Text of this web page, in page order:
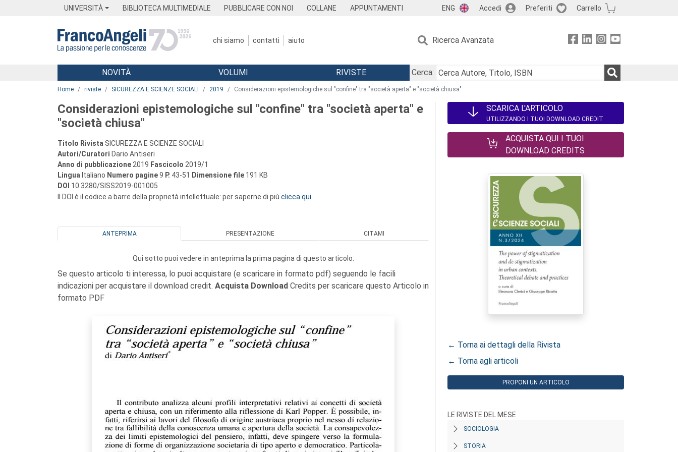
UNIVERSITÀ BIBLIOTECA MULTIMEDIALE PUBBLICARE CON NOI COLLANE APPUNTAMENTI ENG Accedi Preferiti Carrello
chi siamo contatti aiuto Ricerca Avanzata
Menu
NOVITÀ VOLUMI RIVISTE
Cerca:
Home riviste SICUREZZA E SCIENZE SOCIALI 2019 Considerazioni epistemologiche sul "confine" tra "società aperta" e "società chiusa"
Considerazioni epistemologiche sul "confine" tra "società aperta" e
"società chiusa"
Titolo Rivista SICUREZZA E SCIENZE SOCIALI
Autori/Curatori Dario Antiseri
Anno di pubblicazione 2019 Fascicolo 2019/1
Lingua Italiano Numero pagine9 P. 43-51 Dimensione file 191 KB
DOI 10.3280/SISS2019-001005
Il DOI è il codice a barre della proprietà intellettuale: per saperne di più clicca qui
ANTEPRIMA PRESENTAZIONE CITAMI
Qui sotto puoi vedere in anteprima la prima pagina di questo articolo.
Se questo articolo ti interessa, lo puoi acquistare (e scaricare in formato pdf) seguendo le facili
indicazioni per acquistare il download credit. Acquista Download Credits per scaricare questo Articolo in
formato PDF
SCARICA L'ARTICOLO
UTILIZZANDO I TUOI DOWNLOAD CREDIT
ACQUISTA QUI I TUOI
DOWNLOAD CREDITS
← Torna ai dettagli della Rivista
← Torna agli articoli
PROPONI UN ARTICOLO
LE RIVISTE DEL MESE
SOCIOLOGIA
STORIA